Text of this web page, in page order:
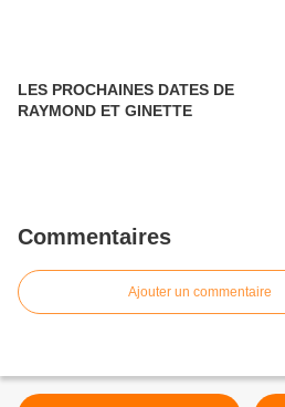
LES PROCHAINES DATES DE
RAYMOND ET GINETTE
Commentaires
Ajouter un commentaire